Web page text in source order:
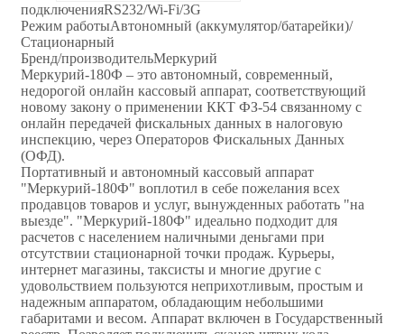
подключенияRS232/Wi-Fi/3G
Режим работыАвтономный (аккумулятор/батарейки)/
Стационарный
Бренд/производительМеркурий
Меркурий-180Ф – это автономный, современный,
недорогой онлайн кассовый аппарат, соответствующий
новому закону о применении ККТ ФЗ-54 связанному с
онлайн передачей фискальных данных в налоговую
инспекцию, через Операторов Фискальных Данных
(ОФД).
Портативный и автономный кассовый аппарат
"Меркурий-180Ф" воплотил в себе пожелания всех
продавцов товаров и услуг, вынужденных работать "на
выезде". "Меркурий-180Ф" идеально подходит для
расчетов с населением наличными деньгами при
отсутствии стационарной точки продаж. Курьеры,
интернет магазины, таксисты и многие другие с
удовольствием пользуются неприхотливым, простым и
надежным аппаратом, обладающим небольшими
габаритами и весом. Аппарат включен в Государственный